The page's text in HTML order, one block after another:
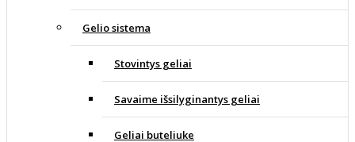
Gelio sistema
Stovintys geliai
Savaime išsilyginantys geliai
Geliai buteliuke